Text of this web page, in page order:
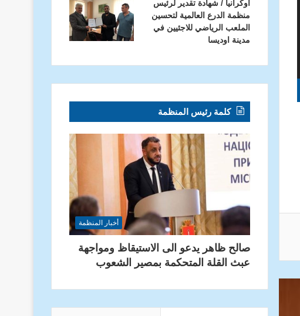
اوكرانيا / شهادة تقدير لرئيس
منظمة الدرع العالمية لتحسين
الملعب الرياضي للاجئيين في
مدينة اوديسا
كلمة رئيس المنظمة
أخبار المنظمة
صالح ظاهر يدعو الى الاستيقاظ ومواجهة
عبث القلة المتحكمة بمصير الشعوب